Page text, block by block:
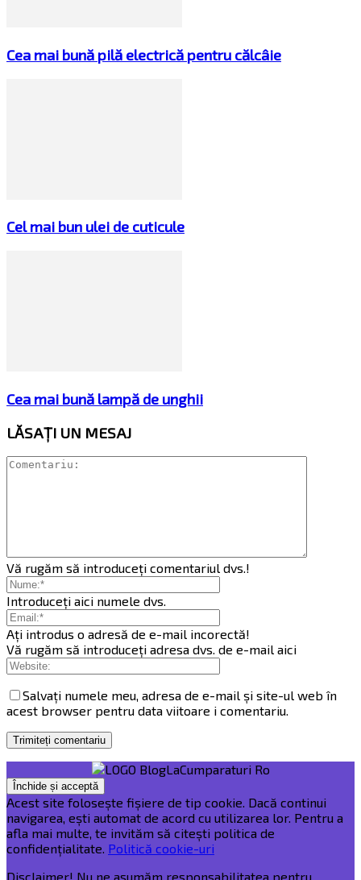
Cea mai bună pilă electrică pentru călcâie
Cel mai bun ulei de cuticule
Cea mai bună lampă de unghii
LĂSAȚI UN MESAJ
Vă rugăm să introduceți comentariul dvs.!
Introduceți aici numele dvs.
Ați introdus o adresă de e-mail incorectă!
Vă rugăm să introduceți adresa dvs. de e-mail aici
Salvați numele meu, adresa de e-mail și site-ul web în
acest browser pentru data viitoare i comentariu.
Acest site folosește fișiere de tip cookie. Dacă continui
navigarea, ești automat de acord cu utilizarea lor. Pentru a
afla mai multe, te invităm să citești politica de
confidențialitate. Politică cookie-uri
Disclaimer! Nu ne asumăm responsabilitatea pentru